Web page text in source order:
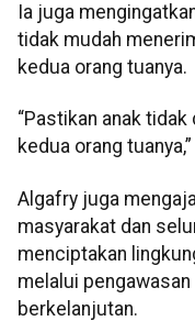
Ia juga
tidak mudah
kedua orang tuanya.
“Pastikan anak
kedua orang
Algafry juga
masyarakat dan
menciptakan
melalui
berkelanjutan.